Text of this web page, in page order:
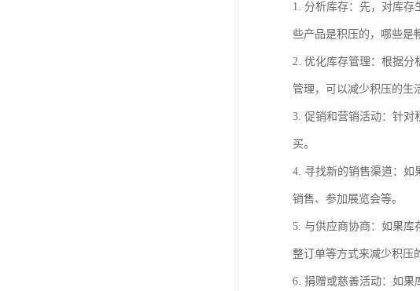
1. 分析库存：先，对库存
些产品是积压的，哪些是
2. 优化库存管理：根据分
管理，可以减少积压的生
3. 促销和营销活动：针对
买。
4. 寻找新的销售渠道：如
销售、参加展览会等。
5. 与供应商协商：如果库
整订单等方式来减少积压
6. 捐赠或慈善活动：如果